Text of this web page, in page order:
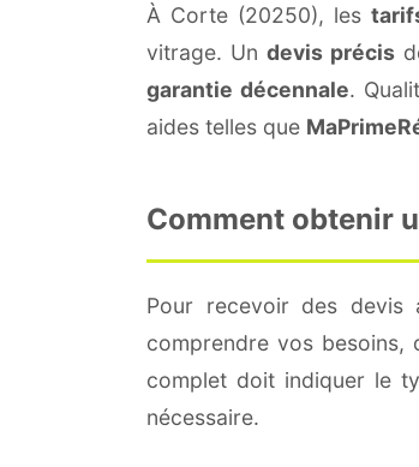
À Corte (20250), les
vitrage. Un devis précis
garantie décennale.
aides telles que
Comment obtenir
Pour recevoir des devis
comprendre vos
complet doit indiquer le
nécessaire.